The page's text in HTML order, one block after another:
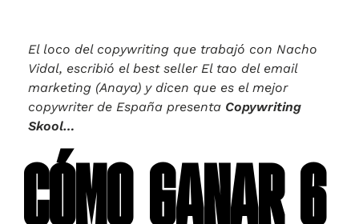
El loco del copywriting que trabajó con Nacho
Vidal, escribió el best seller El tao del email
marketing (Anaya) y dicen que es el mejor
copywriter de España presenta Copywriting
Skool…
CÓMO GANAR 6